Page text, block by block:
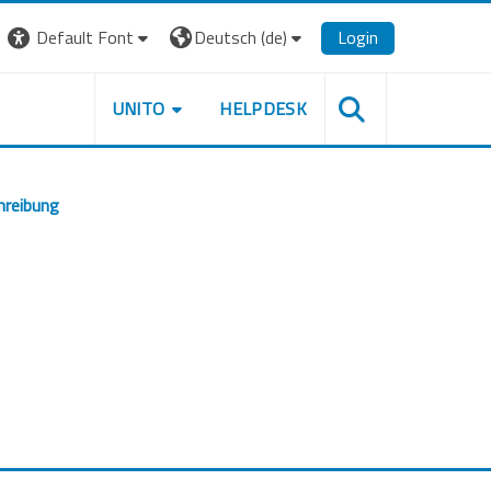
Default Font
Deutsch ‎(de)‎ Login
UNITO HELPDESK